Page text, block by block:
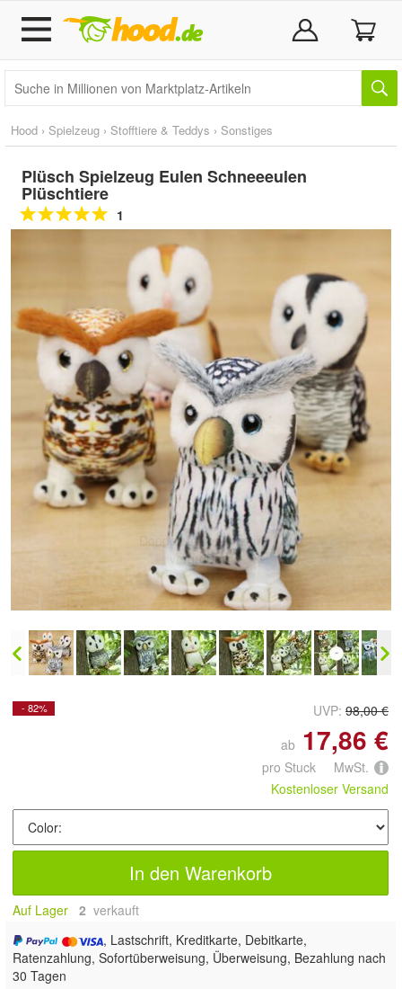
Hood › Spielzeug › Stofftiere & Teddys › Sonstiges
Plüsch Spielzeug Eulen Schneeeulen
Plüschtiere
1
Doppelt antippen zum
vergrößern
- 82% UVP: 98,00 €
ab 17,86 €
pro Stuck MwSt.
Kostenloser Versand
In den Warenkorb
Auf Lager 2 verkauft
, Lastschrift, Kreditkarte, Debitkarte,
Ratenzahlung, Sofortüberweisung, Überweisung, Bezahlung nach
30 Tagen